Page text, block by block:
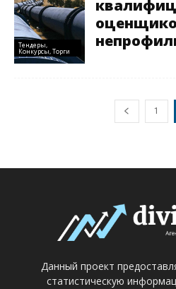
Тендеры,
Конкурсы, Торги
1
Данный проект
статистическую